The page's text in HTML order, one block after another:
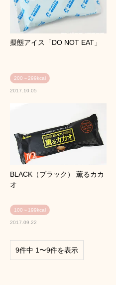
擬態アイス「DO NOT EAT」
200～299kcal
2017.10.05
BLACK（ブラック） 薫るカカ
オ
100～199kcal
2017.09.22
9件中 1〜9件を表示